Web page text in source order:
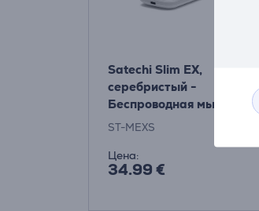
Satechi Slim EX,
серебристый -
Беспроводная мышь
ST-MEXS
Цена:
34.99 €